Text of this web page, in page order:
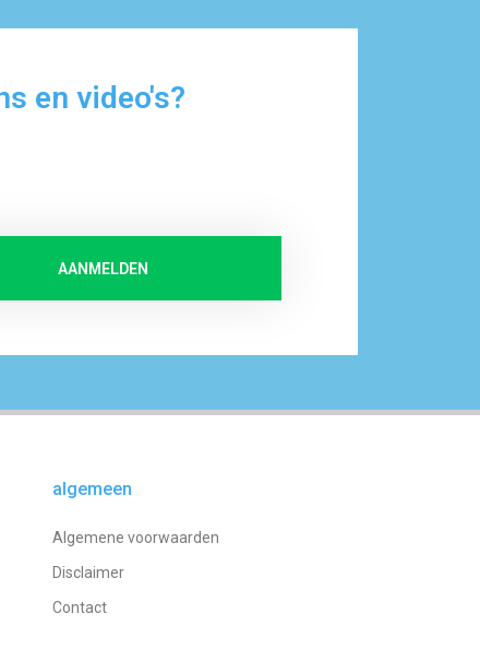
en video's?
AANMELDEN
algemeen
Algemene voorwaarden
Disclaimer
Contact